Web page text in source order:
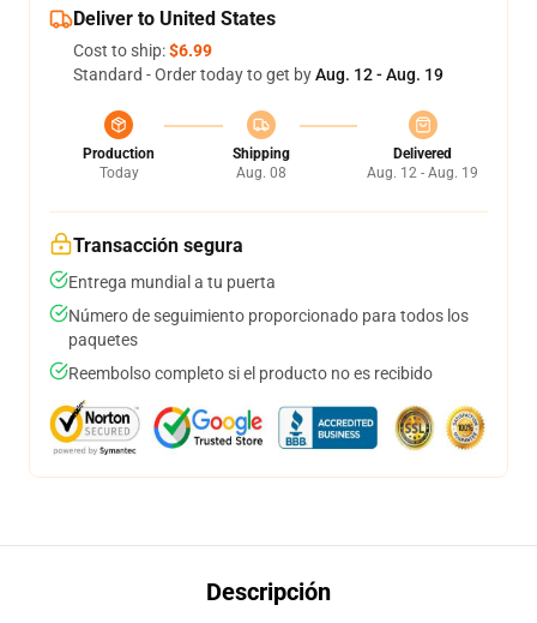
Deliver to United States
Cost to ship:$6.99
Standard - Order today to get byAug. 12 - Aug. 19
Production
Today
Shipping
Aug. 08
Delivered
Aug. 12 - Aug. 19
Transacción segura
Entrega mundial a tu puerta
Número de seguimiento proporcionado para todos los
paquetes
Reembolso completo si el producto no es recibido
Descripción